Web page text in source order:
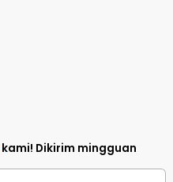
kami! Dikirim mingguan